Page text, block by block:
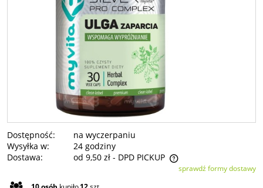
Dostępność:
na wyczerpaniu
Wysyłka w:
24 godziny
Dostawa:
od 9,50 zł - DPD PICKUP
Cena nie zawiera ewentualnych kosztów płatnościsprawdź formy dostawy